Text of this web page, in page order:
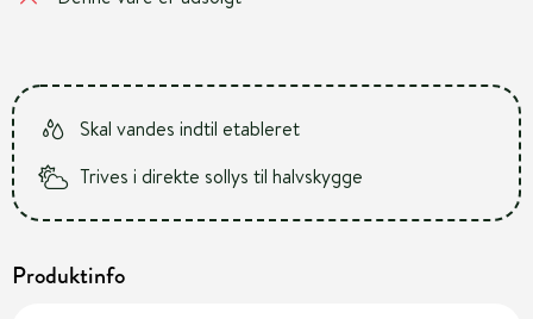
Skal vandes indtil etableret
Trives i direkte sollys til halvskygge
Produktinfo